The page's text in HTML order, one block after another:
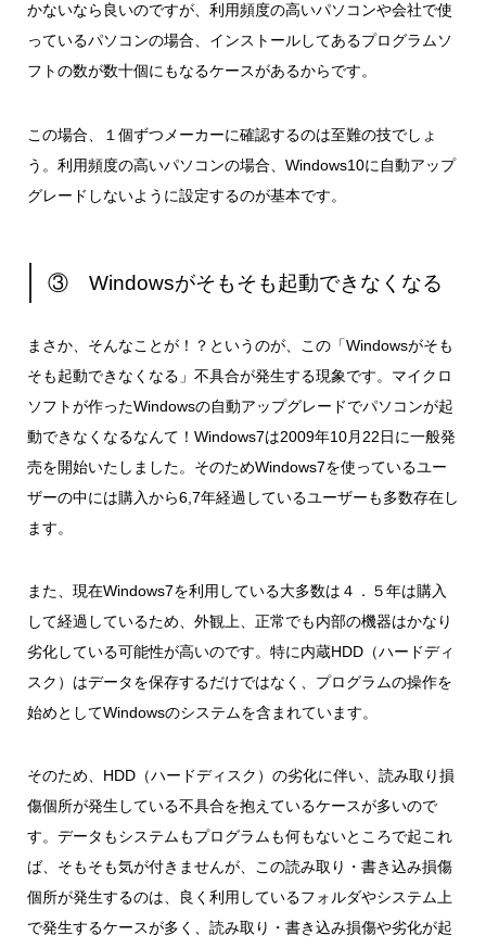
かないなら良いのですが、利用頻度の高いパソコンや会社で使
っているパソコンの場合、インストールしてあるプログラムソ
フトの数が数十個にもなるケースがあるからです。
この場合、１個ずつメーカーに確認するのは至難の技でしょ
う。利用頻度の高いパソコンの場合、Windows10に自動アップ
グレードしないように設定するのが基本です。
③ Windowsがそもそも起動できなくなる
まさか、そんなことが！？というのが、この「Windowsがそも
そも起動できなくなる」不具合が発生する現象です。マイクロ
ソフトが作ったWindowsの自動アップグレードでパソコンが起
動できなくなるなんて！Windows7は2009年10月22日に一般発
売を開始いたしました。そのためWindows7を使っているユー
ザーの中には購入から6,7年経過しているユーザーも多数存在し
ます。
また、現在Windows7を利用している大多数は４．５年は購入
して経過しているため、外観上、正常でも内部の機器はかなり
劣化している可能性が高いのです。特に内蔵HDD（ハードディ
スク）はデータを保存するだけではなく、プログラムの操作を
始めとしてWindowsのシステムを含まれています。
そのため、HDD（ハードディスク）の劣化に伴い、読み取り損
傷個所が発生している不具合を抱えているケースが多いので
す。データもシステムもプログラムも何もないところで起これ
ば、そもそも気が付きませんが、この読み取り・書き込み損傷
個所が発生するのは、良く利用しているフォルダやシステム上
で発生するケースが多く、読み取り・書き込み損傷や劣化が起